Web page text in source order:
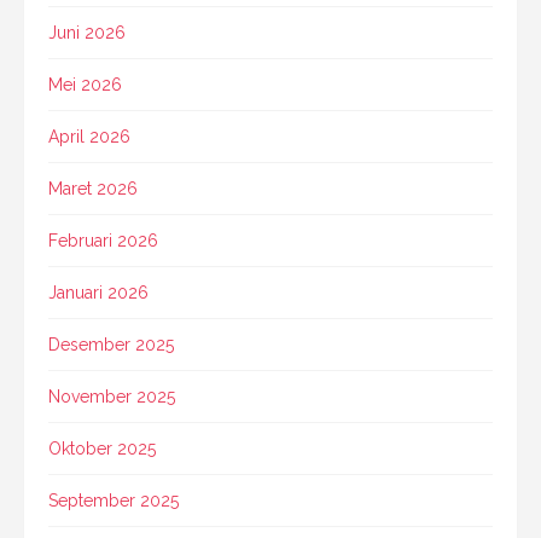
Juni 2026
Mei 2026
April 2026
Maret 2026
Februari 2026
Januari 2026
Desember 2025
November 2025
Oktober 2025
September 2025